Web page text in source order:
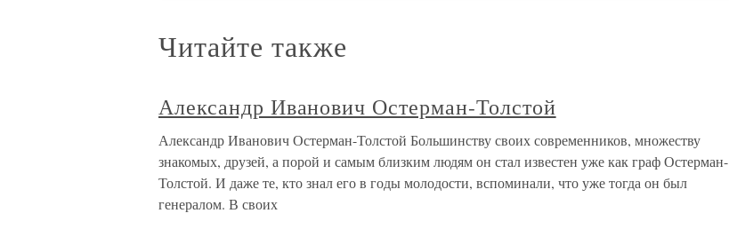
Читайте также
Александр Иванович Остерман-Толстой
Александр Иванович Остерман-Толстой Большинству своих современников, множеству
знакомых, друзей, а порой и самым близким людям он стал известен уже как граф Остерман-
Толстой. И даже те, кто знал его в годы молодости, вспоминали, что уже тогда он был
генералом. В своих